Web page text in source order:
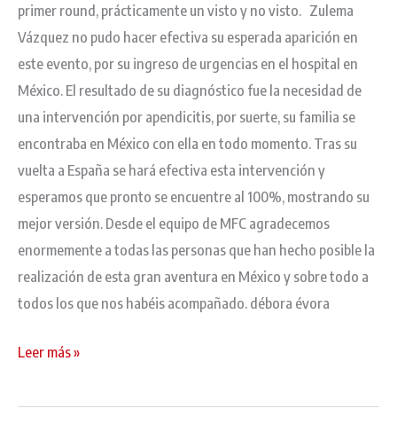
primer round, prácticamente un visto y no visto. Zulema
Vázquez no pudo hacer efectiva su esperada aparición en
este evento, por su ingreso de urgencias en el hospital en
México. El resultado de su diagnóstico fue la necesidad de
una intervención por apendicitis, por suerte, su familia se
encontraba en México con ella en todo momento. Tras su
vuelta a España se hará efectiva esta intervención y
esperamos que pronto se encuentre al 100%, mostrando su
mejor versión. Desde el equipo de MFC agradecemos
enormemente a todas las personas que han hecho posible la
realización de esta gran aventura en México y sobre todo a
todos los que nos habéis acompañado. débora évora
Leer más »